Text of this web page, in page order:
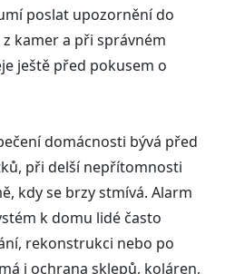
poslat upozornění do
kamer a při správném
ještě před pokusem o
domácnosti bývá před
při delší nepřítomnosti
kdy se brzy stmívá. Alarm
k domu lidé často
rekonstrukci nebo po
i ochrana sklepů, koláren,